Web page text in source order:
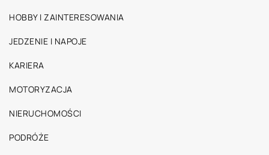
HOBBY I ZAINTERESOWANIA
JEDZENIE I NAPOJE
KARIERA
MOTORYZACJA
NIERUCHOMOŚCI
PODRÓŻE